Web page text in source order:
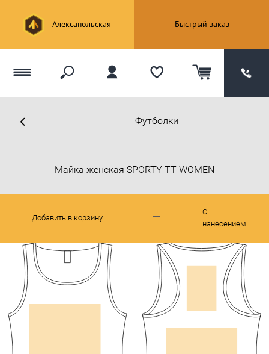
Алексапольская Быстрый заказ
Футболки
С
нанесением
Майка женская SPORTY TT WOMEN
Добавить в корзину